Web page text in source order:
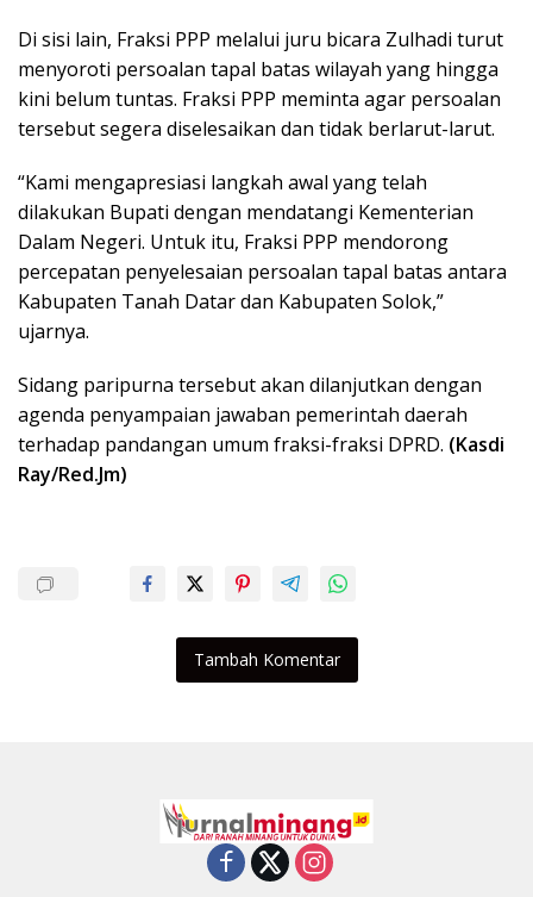
Di sisi lain, Fraksi PPP melalui juru bicara Zulhadi turut
menyoroti persoalan tapal batas wilayah yang hingga
kini belum tuntas. Fraksi PPP meminta agar persoalan
tersebut segera diselesaikan dan tidak berlarut-larut.
“Kami mengapresiasi langkah awal yang telah
dilakukan Bupati dengan mendatangi Kementerian
Dalam Negeri. Untuk itu, Fraksi PPP mendorong
percepatan penyelesaian persoalan tapal batas antara
Kabupaten Tanah Datar dan Kabupaten Solok,”
ujarnya.
Sidang paripurna tersebut akan dilanjutkan dengan
agenda penyampaian jawaban pemerintah daerah
terhadap pandangan umum fraksi-fraksi DPRD. (Kasdi
Ray/Red.Jm)
Tambah Komentar